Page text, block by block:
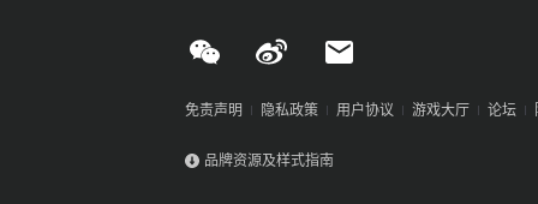
免责声明 隐私政策 用户协议 游戏大厅 论坛
品牌资源及样式指南